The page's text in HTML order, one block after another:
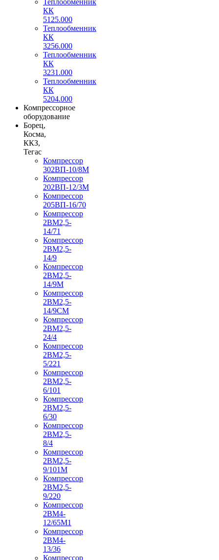
КК
5125.000
Теплообменник
КК
3256.000
Теплообменник
КК
3231.000
Теплообменник
КК
5204.000
Компрессорное
оборудование
Борец,
Косма,
ККЗ,
Тегас
Компрессор
302ВП-10/8М
Компрессор
202ВП-12/3М
Компрессор
205ВП-16/70
Компрессор
2ВМ2,5-
14/71
Компрессор
2ВМ2,5-
14/9
Компрессор
2ВМ2,5-
14/9М
Компрессор
2ВМ2,5-
14/9СМ
Компрессор
2ВМ2,5-
24/4
Компрессор
2ВМ2,5-
5/221
Компрессор
2ВМ2,5-
6/101
Компрессор
2ВМ2,5-
6/30
Компрессор
2ВМ2,5-
8/4
Компрессор
2ВМ2,5-
9/101М
Компрессор
2ВМ2,5-
9/220
Компрессор
2ВМ4-
12/65М1
Компрессор
2ВМ4-
13/36
Компрессор